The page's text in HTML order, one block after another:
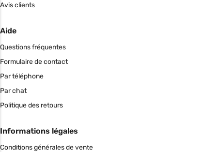
Avis clients
Aide
Questions fréquentes
Formulaire de contact
Par téléphone
Par chat
Politique des retours
Informations légales
Conditions générales de vente